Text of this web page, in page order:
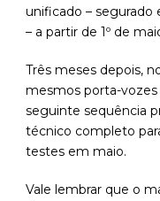
unificado – segurado
– a partir de 1º de
Três meses depois,
mesmos porta-vozes
seguinte sequência
técnico completo
testes em maio.
Vale lembrar que o